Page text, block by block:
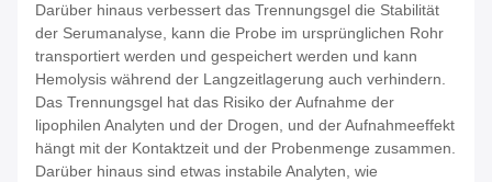
Darüber hinaus verbessert das Trennungsgel die Stabilität
der Serumanalyse, kann die Probe im ursprünglichen Rohr
transportiert werden und gespeichert werden und kann
Hemolysis während der Langzeitlagerung auch verhindern.
Das Trennungsgel hat das Risiko der Aufnahme der
lipophilen Analyten und der Drogen, und der Aufnahmeeffekt
hängt mit der Kontaktzeit und der Probenmenge zusammen.
Darüber hinaus sind etwas instabile Analyten, wie